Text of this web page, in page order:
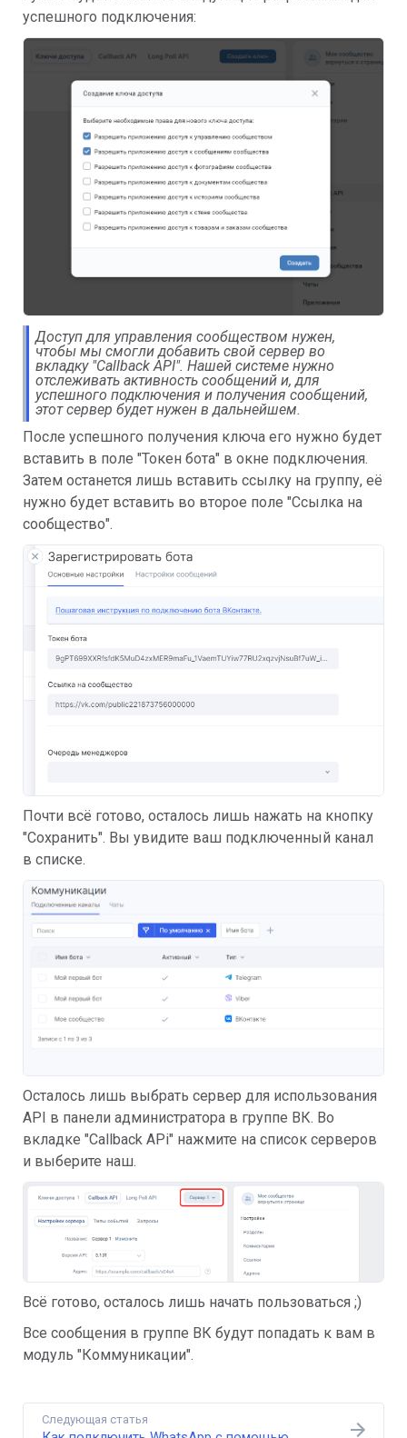
успешного подключения:
Доступ для управления сообществом нужен,
чтобы мы смогли добавить свой сервер во
вкладку "Callback API". Нашей системе нужно
отслеживать активность сообщений и, для
успешного подключения и получения сообщений,
этот сервер будет нужен в дальнейшем.
После успешного получения ключа его нужно будет
вставить в поле "Токен бота" в окне подключения.
Затем останется лишь вставить ссылку на группу, её
нужно будет вставить во второе поле "Ссылка на
сообщество".
Почти всё готово, осталось лишь нажать на кнопку
"Сохранить". Вы увидите ваш подключенный канал
в списке.
Осталось лишь выбрать сервер для использования
API в панели администратора в группе ВК. Во
вкладке "Callback APi" нажмите на список серверов
и выберите наш.
Всё готово, осталось лишь начать пользоваться ;)
Все сообщения в группе ВК будут попадать к вам в
модуль "Коммуникации".
Следующая статья